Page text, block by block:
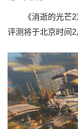
《消逝的光芒
评测将于北京时间2